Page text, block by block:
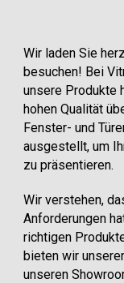
Wir laden Sie
besuchen! Bei
unsere Produkte
hohen Qualität
Fenster- und
ausgestellt, um
zu präsentieren.
Wir verstehen,
Anforderungen
richtigen
bieten wir
unseren